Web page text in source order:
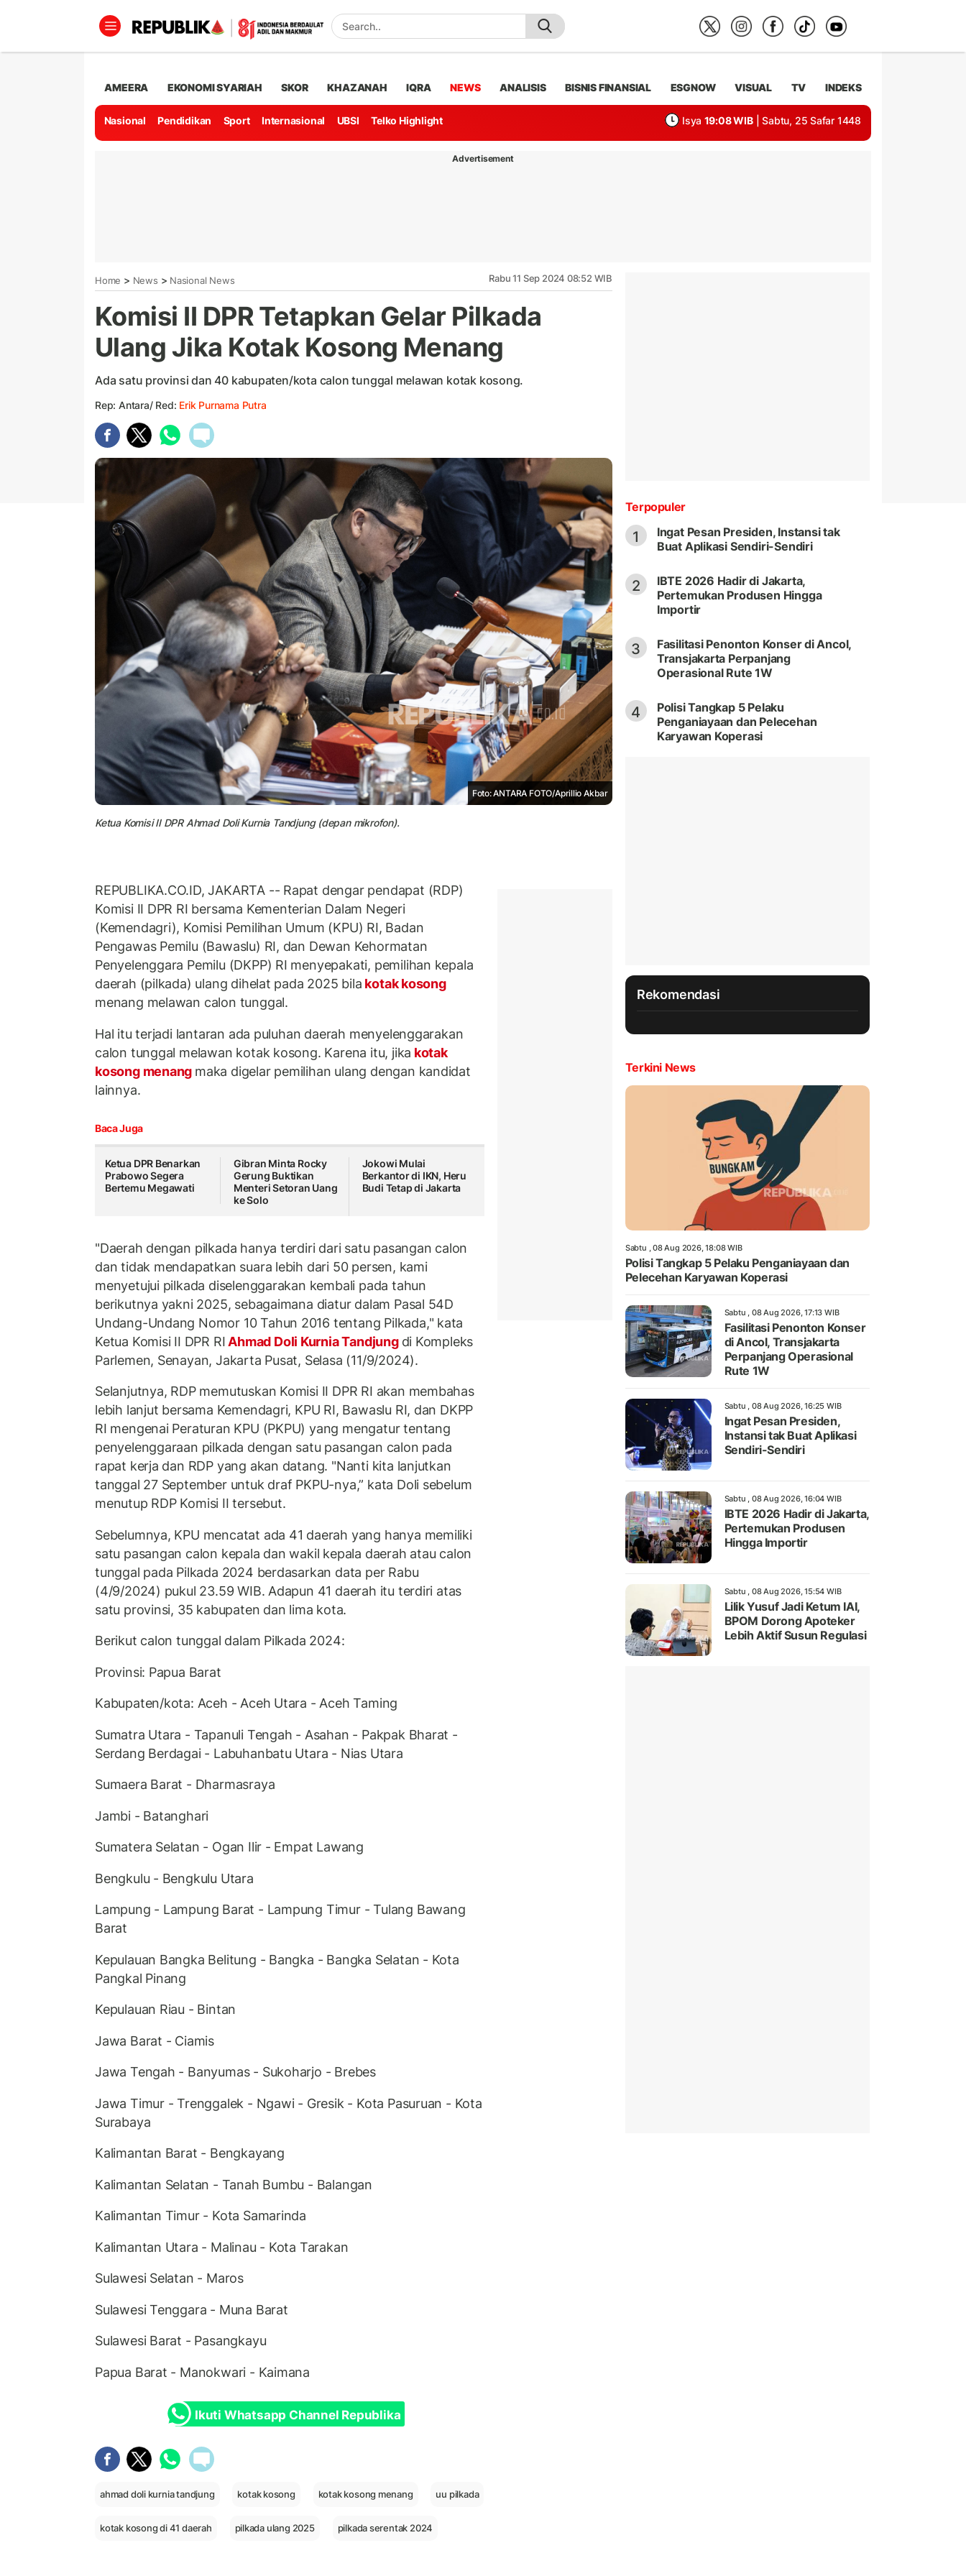
AMEERA EKONOMI SYARIAH SKOR KHAZANAH IQRA NEWS ANALISIS BISNIS FINANSIAL ESGNOW VISUAL TV INDEKS
Nasional Pendidikan Sport Internasional UBSI Telko Highlight Isya 19:08 WIB | Sabtu, 25 Safar 1448
Advertisement
Home > News > Nasional News Rabu 11 Sep 2024 08:52 WIB
Komisi II DPR Tetapkan Gelar Pilkada
Ulang Jika Kotak Kosong Menang
Ada satu provinsi dan 40 kabupaten/kota calon tunggal melawan kotak kosong.
Rep: Antara/ Red: Erik Purnama Putra
Foto: ANTARA FOTO/Aprillio Akbar
Ketua Komisi II DPR Ahmad Doli Kurnia Tandjung (depan mikrofon).
REPUBLIKA.CO.ID, JAKARTA -- Rapat dengar pendapat (RDP)
Komisi II DPR RI bersama Kementerian Dalam Negeri
(Kemendagri), Komisi Pemilihan Umum (KPU) RI, Badan
Pengawas Pemilu (Bawaslu) RI, dan Dewan Kehormatan
Penyelenggara Pemilu (DKPP) RI menyepakati, pemilihan kepala
daerah (pilkada) ulang dihelat pada 2025 bila kotak kosong
menang melawan calon tunggal.
Hal itu terjadi lantaran ada puluhan daerah menyelenggarakan
calon tunggal melawan kotak kosong. Karena itu, jika kotak
kosong menang maka digelar pemilihan ulang dengan kandidat
lainnya.
Baca Juga
Ketua DPR Benarkan
Prabowo Segera
Bertemu Megawati
Gibran Minta Rocky
Gerung Buktikan
Menteri Setoran Uang
ke Solo
Jokowi Mulai
Berkantor di IKN, Heru
Budi Tetap di Jakarta
"Daerah dengan pilkada hanya terdiri dari satu pasangan calon
dan tidak mendapatkan suara lebih dari 50 persen, kami
menyetujui pilkada diselenggarakan kembali pada tahun
berikutnya yakni 2025, sebagaimana diatur dalam Pasal 54D
Undang-Undang Nomor 10 Tahun 2016 tentang Pilkada," kata
Ketua Komisi II DPR RI Ahmad Doli Kurnia Tandjung di Kompleks
Parlemen, Senayan, Jakarta Pusat, Selasa (11/9/2024).
Selanjutnya, RDP memutuskan Komisi II DPR RI akan membahas
lebih lanjut bersama Kemendagri, KPU RI, Bawaslu RI, dan DKPP
RI mengenai Peraturan KPU (PKPU) yang mengatur tentang
penyelenggaraan pilkada dengan satu pasangan calon pada
rapat kerja dan RDP yang akan datang. "Nanti kita lanjutkan
tanggal 27 September untuk draf PKPU-nya,” kata Doli sebelum
menutup RDP Komisi II tersebut.
Sebelumnya, KPU mencatat ada 41 daerah yang hanya memiliki
satu pasangan calon kepala dan wakil kepala daerah atau calon
tunggal pada Pilkada 2024 berdasarkan data per Rabu
(4/9/2024) pukul 23.59 WIB. Adapun 41 daerah itu terdiri atas
satu provinsi, 35 kabupaten dan lima kota.
Berikut calon tunggal dalam Pilkada 2024:
Provinsi: Papua Barat
Kabupaten/kota: Aceh - Aceh Utara - Aceh Taming
Sumatra Utara - Tapanuli Tengah - Asahan - Pakpak Bharat -
Serdang Berdagai - Labuhanbatu Utara - Nias Utara
Sumaera Barat - Dharmasraya
Jambi - Batanghari
Sumatera Selatan - Ogan Ilir - Empat Lawang
Bengkulu - Bengkulu Utara
Lampung - Lampung Barat - Lampung Timur - Tulang Bawang
Barat
Kepulauan Bangka Belitung - Bangka - Bangka Selatan - Kota
Pangkal Pinang
Kepulauan Riau - Bintan
Jawa Barat - Ciamis
Jawa Tengah - Banyumas - Sukoharjo - Brebes
Jawa Timur - Trenggalek - Ngawi - Gresik - Kota Pasuruan - Kota
Surabaya
Kalimantan Barat - Bengkayang
Kalimantan Selatan - Tanah Bumbu - Balangan
Kalimantan Timur - Kota Samarinda
Kalimantan Utara - Malinau - Kota Tarakan
Sulawesi Selatan - Maros
Sulawesi Tenggara - Muna Barat
Sulawesi Barat - Pasangkayu
Papua Barat - Manokwari - Kaimana
Ikuti Whatsapp Channel Republika
ahmad doli kurnia tandjung kotak kosong kotak kosong menang uu pilkada
kotak kosong di 41 daerah pilkada ulang 2025 pilkada serentak 2024
Terpopuler
1
Ingat Pesan Presiden, Instansi tak
Buat Aplikasi Sendiri-Sendiri
2
IBTE 2026 Hadir di Jakarta,
Pertemukan Produsen Hingga
Importir
3
Fasilitasi Penonton Konser di Ancol,
Transjakarta Perpanjang
Operasional Rute 1W
4
Polisi Tangkap 5 Pelaku
Penganiayaan dan Pelecehan
Karyawan Koperasi
Rekomendasi
Terkini News
Sabtu , 08 Aug 2026, 18:08 WIB
Polisi Tangkap 5 Pelaku Penganiayaan dan
Pelecehan Karyawan Koperasi
Sabtu , 08 Aug 2026, 17:13 WIB
Fasilitasi Penonton Konser
di Ancol, Transjakarta
Perpanjang Operasional
Rute 1W
Sabtu , 08 Aug 2026, 16:25 WIB
Ingat Pesan Presiden,
Instansi tak Buat Aplikasi
Sendiri-Sendiri
Sabtu , 08 Aug 2026, 16:04 WIB
IBTE 2026 Hadir di Jakarta,
Pertemukan Produsen
Hingga Importir
Sabtu , 08 Aug 2026, 15:54 WIB
Lilik Yusuf Jadi Ketum IAI,
BPOM Dorong Apoteker
Lebih Aktif Susun Regulasi